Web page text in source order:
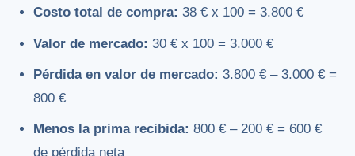
Costo total de compra: 38 € x 100 = 3.800 €
Valor de mercado: 30 € x 100 = 3.000 €
Pérdida en valor de mercado: 3.800 € – 3.000 € =
800 €
Menos la prima recibida: 800 € – 200 € = 600 €
de pérdida neta